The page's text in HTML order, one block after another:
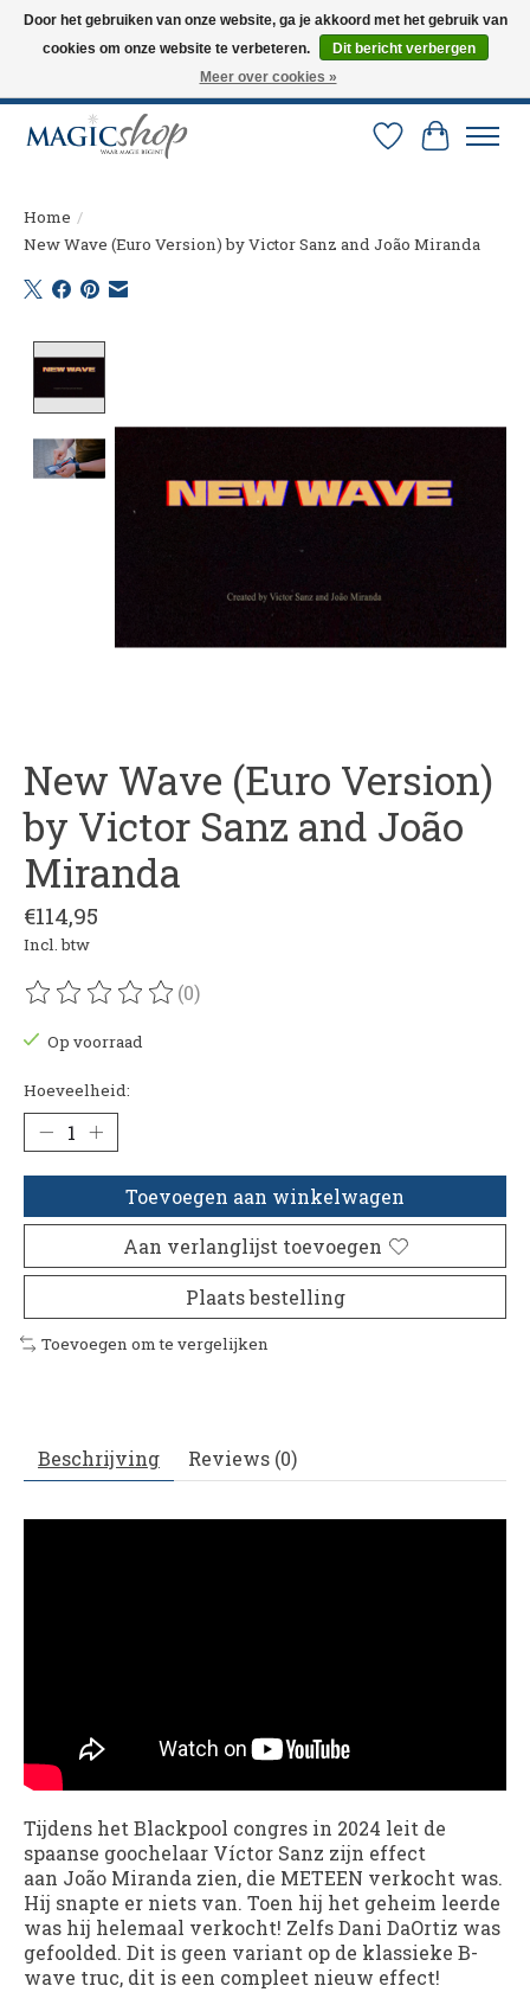
Altijd de nieuwste trucs op voorraad. Snelle verzending via PostNL en DHL.
Langskomen in onze winkel? Bel of mail om een afspraak te maken. 0251-
Verlanglijst
Home /
New Wave (Euro Version) by Victor Sanz and João Miranda
New Wave (Euro Version)
by Victor Sanz and João
Miranda
€114,95
Incl. btw
De beoordeling van dit product is
(0)
Op voorraad
Hoeveelheid:
Toevoegen aan winkelwagen
Aan verlanglijst toevoegen
Plaats bestelling
Toevoegen om te vergelijken
Beschrijving Reviews (0)
Tijdens het Blackpool congres in 2024 leit de
spaanse goochelaar Víctor Sanz zijn effect
aan João Miranda zien, die METEEN verkocht was.
Hij snapte er niets van. Toen hij het geheim leerde
was hij helemaal verkocht! Zelfs Dani DaOrtiz was
gefoolded. Dit is geen variant op de klassieke B-
wave truc, dit is een compleet nieuw effect!
Door het gebruiken van onze website, ga je akkoord met het gebruik van
cookies om onze website te verbeteren.
Dit bericht verbergen
Meer over cookies »